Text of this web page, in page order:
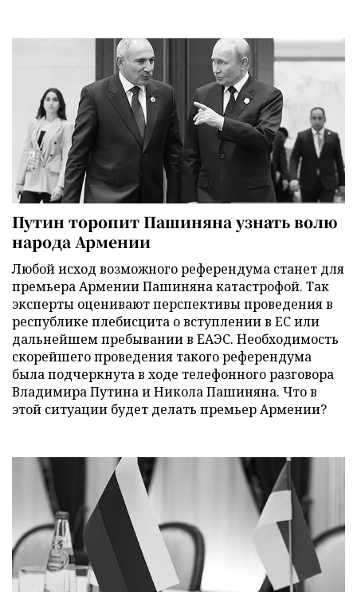
Путин торопит Пашиняна узнать волю
народа Армении
Любой исход возможного референдума станет для
премьера Армении Пашиняна катастрофой. Так
эксперты оценивают перспективы проведения в
республике плебисцита о вступлении в ЕС или
дальнейшем пребывании в ЕАЭС. Необходимость
скорейшего проведения такого референдума
была подчеркнута в ходе телефонного разговора
Владимира Путина и Никола Пашиняна. Что в
этой ситуации будет делать премьер Армении?